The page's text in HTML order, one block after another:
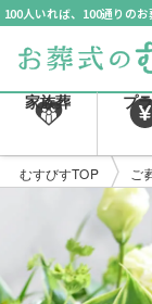
100人いれば、100通りの
家族葬 プ
むすびすTOP ご